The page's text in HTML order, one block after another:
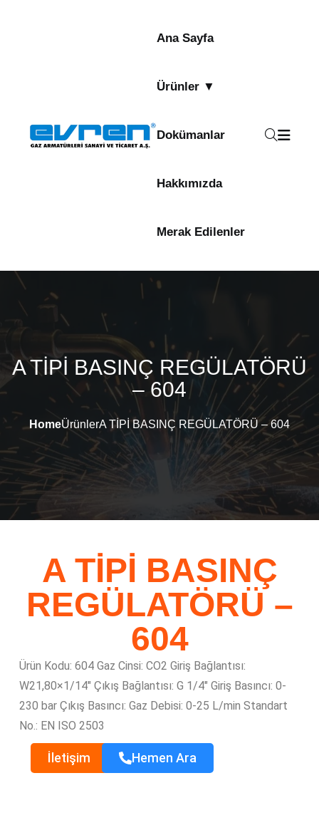
Ana Sayfa
Ürünler ▼
Dokümanlar
Hakkımızda
Merak Edilenler
A TİPİ BASINÇ REGÜLATÖRÜ
– 604
HomeÜrünlerA TİPİ BASINÇ REGÜLATÖRÜ – 604
A TİPİ BASINÇ
REGÜLATÖRÜ –
604
Ürün Kodu: 604Gaz Cinsi: CO2 Giriş Bağlantısı:
W21,80×1/14″ Çıkış Bağlantısı: G 1/4″ Giriş Basıncı: 0-
230 barÇıkış Basıncı: Gaz Debisi: 0-25 L/min Standart
No.: EN ISO 2503
İletişim Hemen Ara